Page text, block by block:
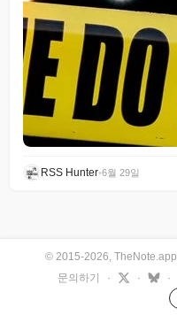
RSS Hunter•6월 29일
© 2015-2026, TheNote.app
문의하기
· · ·